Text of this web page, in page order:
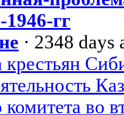
гг
· 2348 days
крестьян
комитета во